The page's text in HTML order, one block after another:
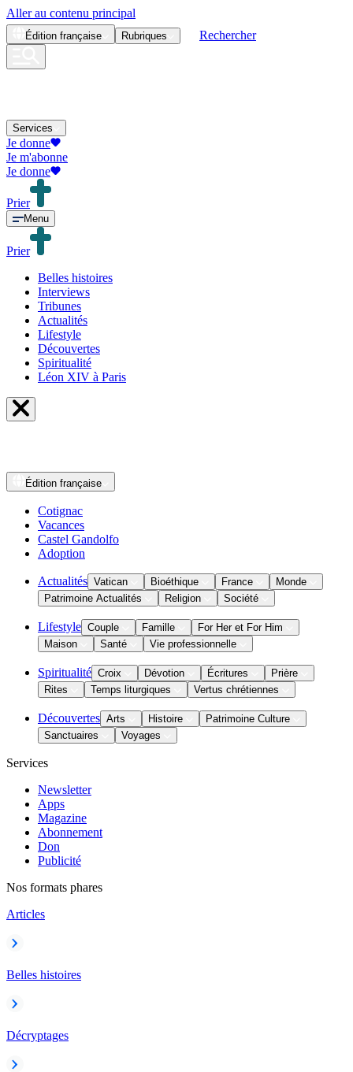
Aller au contenu principal
Édition française Rubriques Rechercher
Services
Je donne
Je m'abonne
Je donne
Prier
Menu
Prier
Belles histoires
Interviews
Tribunes
Actualités
Lifestyle
Découvertes
Spiritualité
Léon XIV à Paris
Édition française
Cotignac
Vacances
Castel Gandolfo
Adoption
Actualités Vatican Bioéthique France
Monde
Patrimoine Actualités
Religion Société
Lifestyle Couple Famille
For Her et For Him
Maison
Santé Vie professionnelle
Spiritualité Croix Dévotion Écritures
Prière
Rites
Temps liturgiques Vertus chrétiennes
Découvertes Arts Histoire
Patrimoine Culture
Sanctuaires
Voyages
Services
Newsletter
Apps
Magazine
Abonnement
Don
Publicité
Nos formats phares
Articles
Belles histoires
Décryptages